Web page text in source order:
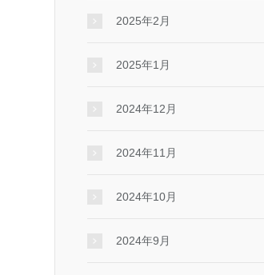
2025年2月
2025年1月
2024年12月
2024年11月
2024年10月
2024年9月